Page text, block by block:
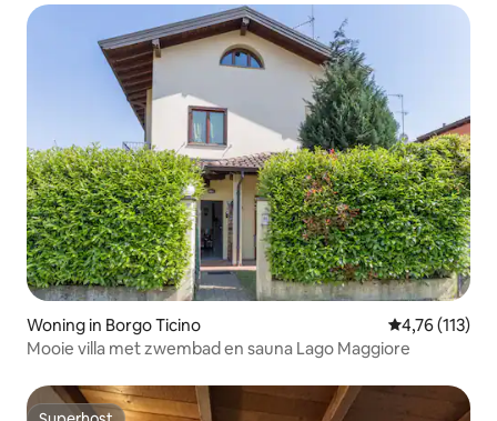
Woning in Borgo Ticino Gemiddelde
4,76 (113)
Mooie villa met zwembad en sauna Lago Maggiore